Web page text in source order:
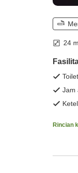
24
Jam
Rincian